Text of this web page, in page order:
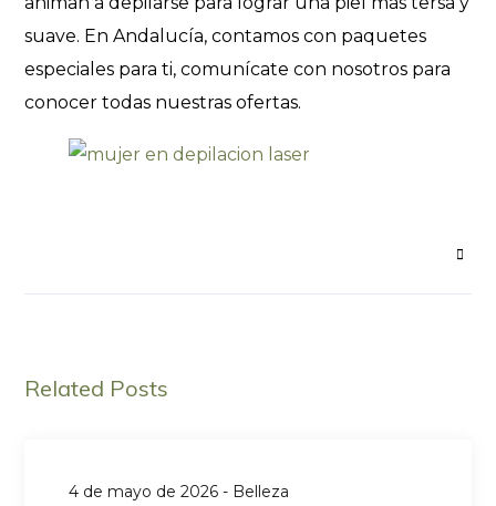
suave. En Andalucía, contamos con paquetes
especiales para ti, comunícate con nosotros para
conocer todas nuestras ofertas.
Related Posts
4 de mayo de 2026 Belleza